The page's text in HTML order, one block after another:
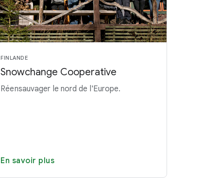
FINLANDE
Snowchange Cooperative
Réensauvager le nord de l'Europe.
En savoir plus